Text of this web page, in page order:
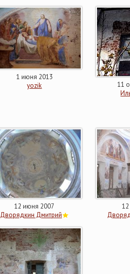
1 июня 2013
yozik
11
12 июня 2007
Дворядкин Дмитрий